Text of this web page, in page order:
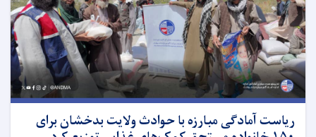
ریاست آمادگی مبارزه با حوادث ولایت بدخشان برای